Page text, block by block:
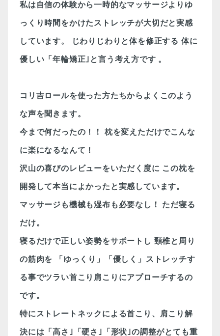
私は自信の体験から一時的なマッサージよりゆ
っくり時間をかけたストレッチが大切だと実感
しています。 じわりじわりと体を修正する 体に
優しい「年輪矯正｣と言う考え方です 。
コリ吉ロールを使った方たちからよくこのよう
な声を聞きます。
今まで何だったの！！ 枕を変えただけでこんな
に楽になるなんて！
沢山の喜びのレビューをいただく度に この枕を
開発して本当によかったと実感しています。
マッサージも機械も湿布も必要なし！ ただ寝る
だけ。
寝るだけで正しい姿勢をサポートし 頸椎と周り
の筋肉を 「ゆっくり」「優しく」ストレッチす
る事でツラい首こり肩こりにアプローチするの
です。
特にストレートネックによる首こり、肩こり解
決には「高さ｣「硬さ｣「形状｣の調整がとても重